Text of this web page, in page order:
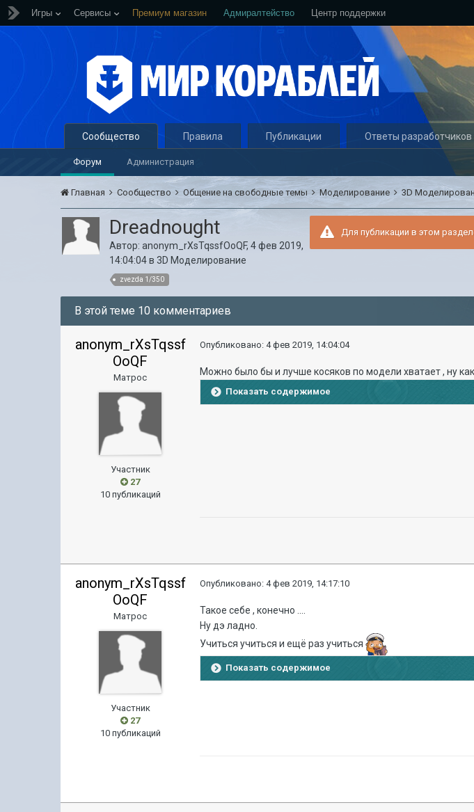
Игры Сервисы Премиум магазин Адмиралтейство Центр поддержки
Сообщество
Форум Администрация
Правила Публикации Ответы разработчиков
Главная Сообщество Общение на свободные темы Моделирование 3D
Для публикации в этом
Dreadnought
Автор:anonym_rXsTqssfOoQF,4 фев 2019,
14:04:04в3D Моделирование
zvezda 1/350
В этой теме 10 комментариев
anonym_rXsTqssf
OoQF
Матрос
Участник
27
10 публикаций
Опубликовано:4 фев 2019, 14:04:04
Можно было бы и лучше косяков по модели хватает , ну как
Показать содержимое
anonym_rXsTqssf
OoQF
Матрос
Участник
27
10 публикаций
Опубликовано:4 фев 2019, 14:17:10
Такое себе , конечно ....
Ну дэ ладно.
Учиться учиться и ещё раз учиться
Показать содержимое